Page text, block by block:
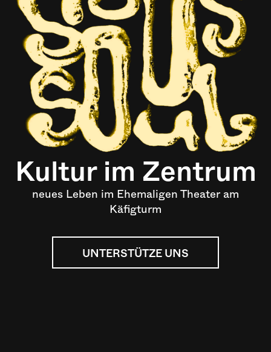
Kultur im Zentrum
neues Leben im Ehemaligen Theater am
Käfigturm
UNTERSTÜTZE UNS